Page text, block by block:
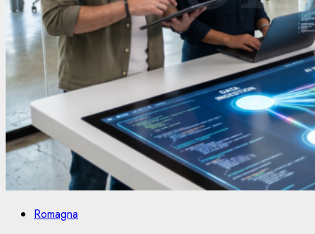
Romagna